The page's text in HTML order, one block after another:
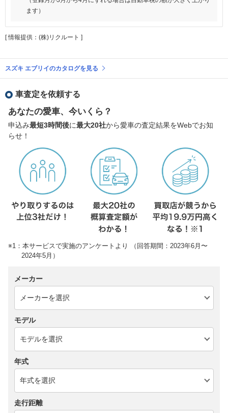
ます）
[ 情報提供：(株)リクルート ]
スズキ エブリイのカタログを見る
車査定を依頼する
あなたの愛車、今いくら？
申込み最短3時間後に最大20社から愛車の査定結果をWebでお知
らせ！
※1：本サービスで実施のアンケートより （回答期間：2023年6月〜
2024年5月）
メーカー
モデル
年式
走行距離